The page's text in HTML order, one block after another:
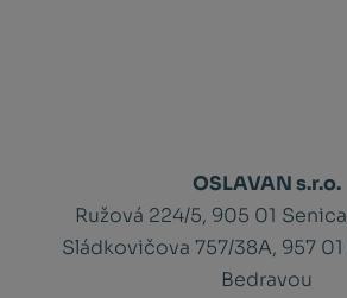
OSLAVAN s.r.o.
Ružová 224/5, 905 01
Sládkovičova 757/38A, 957
Bedravou